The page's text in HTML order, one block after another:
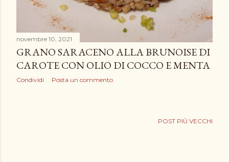
novembre 10, 2021
GRANO SARACENO ALLA BRUNOISE DI
CAROTE CON OLIO DI COCCO E MENTA
Condividi Posta un commento
POST PIÙ VECCHI